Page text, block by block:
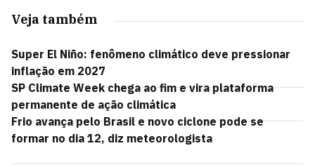
Veja também
Super El Niño: fenômeno climático deve pressionar
inflação em 2027
SP Climate Week chega ao fim e vira plataforma
permanente de ação climática
Frio avança pelo Brasil e novo ciclone pode se
formar no dia 12, diz meteorologista